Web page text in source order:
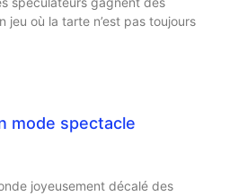
jeu où la tarte n’est pas toujours
mode spectacle
joyeusement décalé des